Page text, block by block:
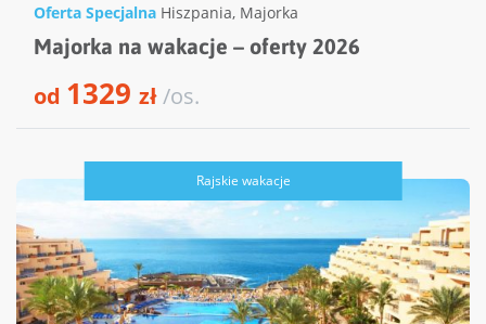
Oferta Specjalna Hiszpania, Majorka
Majorka na wakacje – oferty 2026
od 1329 zł/os.
Rajskie wakacje